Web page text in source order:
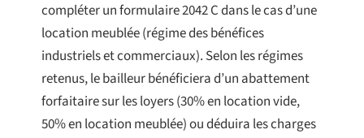
compléter un formulaire 2042 C dans le cas d’une
location meublée (régime des bénéfices
industriels et commerciaux). Selon les régimes
retenus, le bailleur bénéficiera d’un abattement
forfaitaire sur les loyers (30% en location vide,
50% en location meublée) ou déduira les charges